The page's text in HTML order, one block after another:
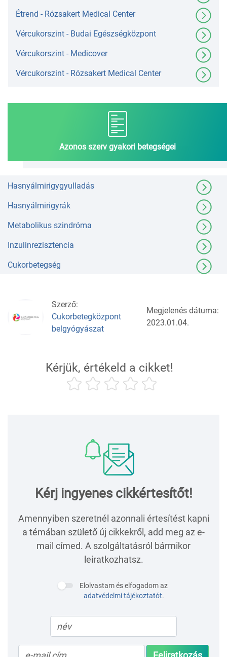
Étrend - Rózsakert Medical Center
Vércukorszint - Budai Egészségközpont
Vércukorszint - Medicover
Vércukorszint - Rózsakert Medical Center
Azonos szerv gyakori betegségei
Hasnyálmirigygyulladás
Hasnyálmirigyrák
Metabolikus szindróma
Inzulinrezisztencia
Cukorbetegség
Szerző:
Cukorbetegközpont
belgyógyászat
Megjelenés dátuma:
2023.01.04.
Kérjük, értékeld a cikket!
Kérj ingyenes cikkértesítőt!
Amennyiben szeretnél azonnali értesítést kapni
a témában születő új cikkekről, add meg az e-
mail címed. A szolgáltatásról bármikor
leiratkozhatsz.
Elolvastam és elfogadom az
adatvédelmi tájékoztatót.